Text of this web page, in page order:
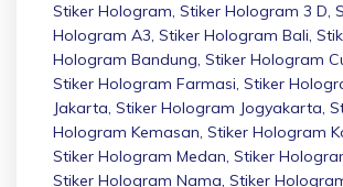
Stiker Hologram, Stiker Hologram 3 D,
Hologram A3, Stiker Hologram Bali,
Hologram Bandung, Stiker Hologram
Stiker Hologram Farmasi, Stiker
Jakarta, Stiker Hologram Jogyakarta,
Hologram Kemasan, Stiker Hologram
Stiker Hologram Medan, Stiker
Stiker Hologram Nama, Stiker